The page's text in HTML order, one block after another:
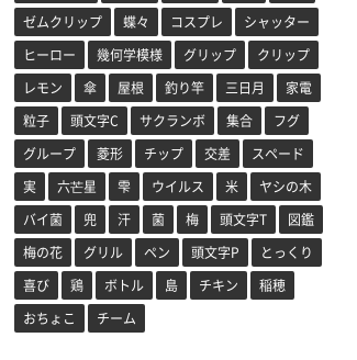
ゼムクリップ
蝶々 コスプレ
シャッター
ヒーロー
幾何学模様 グリップ
クリップ
レモン
傘 屋根 釣り竿 三日月
家電
粒子
頭文字C サクランボ 集合
フグ
グループ
菱形 チップ 交差
スペード
実
六芒星 雫 ウイルス 米
ヤシの木
バイ菌
兜 汗 菌 梅 頭文字T
図鑑
梅の花
グリル ペン 頭文字P
とっくり
喜び
鶏 ボトル 島 チキン
稲穂
おちょこ
チーム